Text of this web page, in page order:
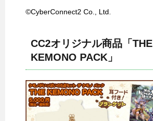
©CyberConnect2 Co., Ltd.
CC2オリジナル商品「THE
KEMONO PACK」